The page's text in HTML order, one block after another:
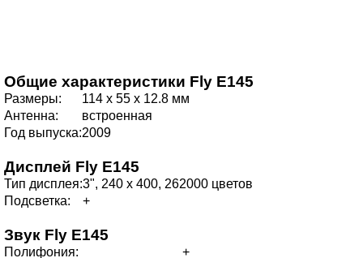
Общие характеристики Fly E145
Размеры:
114 x 55 x 12.8 мм
Антенна:
встроенная
Год выпуска:2009
Дисплей Fly E145
Тип дисплея:3", 240 x 400, 262000 цветов
Подсветка:
+
Звук Fly E145
Полифония:
+